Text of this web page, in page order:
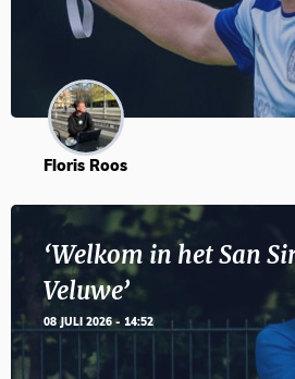
Floris Roos
‘Welkom in het San
Veluwe’
08 JULI 2026 - 14:52